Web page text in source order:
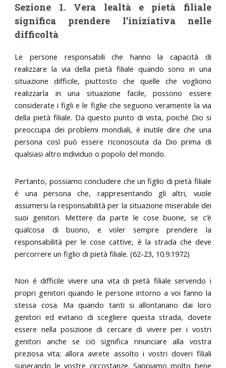
Sezione 1. Vera lealtà e pietà filiale
significa prendere l’iniziativa nelle
difficoltà
Le persone responsabili che hanno la capacità di
realizzare la via della pietà filiale quando sono in una
situazione difficile, piuttosto che quelle che vogliono
realizzarla in una situazione facile, possono essere
considerate i figli e le figlie che seguono veramente la via
della pietà filiale. Da questo punto di vista, poiché Dio si
preoccupa dei problemi mondiali, è inutile dire che una
persona così può essere riconosciuta da Dio prima di
qualsiasi altro individuo o popolo del mondo.
Pertanto, possiamo concludere che un figlio di pietà filiale
è una persona che, rappresentando gli altri, vuole
assumersi la responsabilità per la situazione miserabile dei
suoi genitori. Mettere da parte le cose buone, se c’è
qualcosa di buono, e voler sempre prendere la
responsabilità per le cose cattive, è la strada che deve
percorrere un figlio di pietà filiale. (62-23, 10.9.1972)
Non è difficile vivere una vita di pietà filiale servendo i
propri genitori quando le persone intorno a voi fanno la
stessa cosa. Ma quando tanti si allontanano dai loro
genitori ed evitano di scegliere questa strada, dovete
essere nella posizione di cercare di vivere per i vostri
genitori anche se ciò significa rinunciare alla vostra
preziosa vita; allora avrete assolto i vostri doveri filiali
superando le vostre circostanze. Sappiamo molto bene